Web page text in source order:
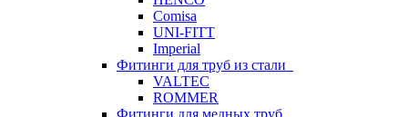
Comisa
UNI-FITT
Imperial
Фитинги для труб из стали
VALTEC
ROMMER
Фитинги для медных труб